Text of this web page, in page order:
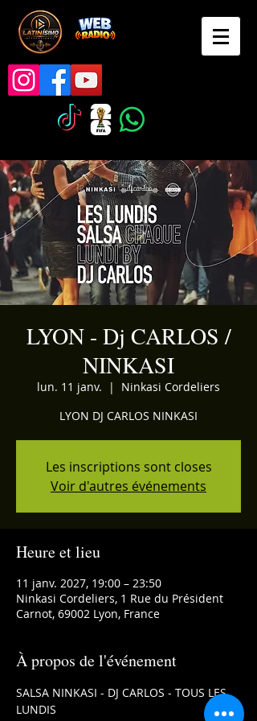
LYON - Dj CARLOS /
NINKASI
lun. 11 janv.
  |
Ninkasi Cordeliers
LYON DJ CARLOS NINKASI
Les inscriptions sont closes
Voir d'autres événements
Heure et lieu
11 janv. 2027, 19:00 – 23:50
Ninkasi Cordeliers, 1 Rue du Président
Carnot, 69002 Lyon, France
À propos de l'événement
SALSA NINKASI - DJ CARLOS - TOUS LES
LUNDIS